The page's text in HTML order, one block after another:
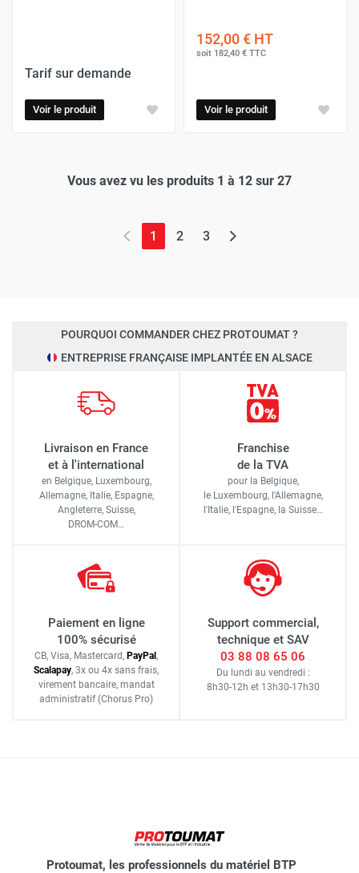
Tarif sur demande
Voir le produit
152,00 € HT
soit 182,40 € TTC
Voir le produit
Vous avez vu les produits 1 à 12 sur 27
1 (page actuelle)
2 3
POURQUOI COMMANDER CHEZ PROTOUMAT ?
ENTREPRISE FRANÇAISE IMPLANTÉE EN ALSACE
Livraison en France
et à l'international
en Belgique, Luxembourg,
Allemagne, Italie, Espagne,
Angleterre, Suisse,
DROM-COM…
Franchise
de la TVA
pour la Belgique,
le Luxembourg, l'Allemagne,
l'Italie, l'Espagne, la Suisse…
Paiement en ligne
100% sécurisé
CB, Visa, Mastercard, PayPal,
Scalapay, 3x ou 4x sans frais,
virement bancaire, mandat
administratif (Chorus Pro)
Support commercial,
technique et SAV
03 88 08 65 06
Du lundi au vendredi :
8h30-12h et 13h30-17h30
Protoumat, les professionnels du matériel BTP